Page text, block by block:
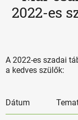
2022-es
A 2022-es szadai
a kedves szülők:
Dátum